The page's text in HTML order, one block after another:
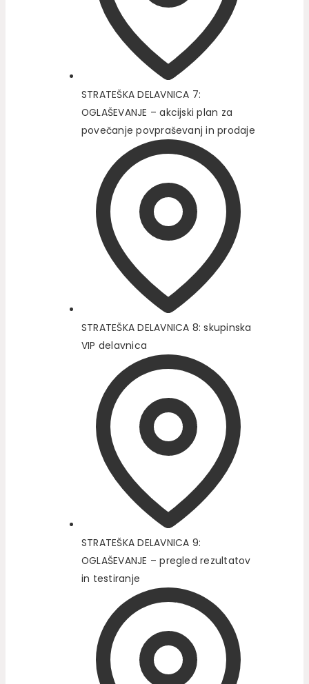
STRATEŠKA DELAVNICA 7:
OGLAŠEVANJE – akcijski plan za
povečanje povpraševanj in prodaje
STRATEŠKA DELAVNICA 8: skupinska
VIP delavnica
STRATEŠKA DELAVNICA 9:
OGLAŠEVANJE – pregled rezultatov
in testiranje